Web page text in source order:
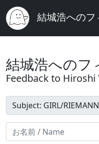
結城浩へのフ
結城浩へのフ
Feedback to Hiroshi